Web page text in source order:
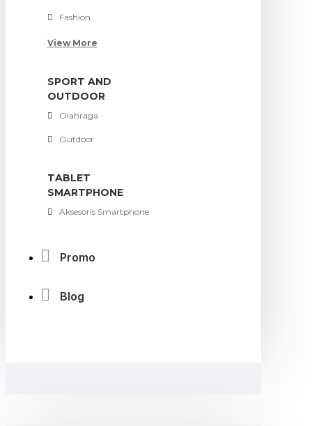
Fashion
View More
SPORT AND
OUTDOOR
Olahraga
Outdoor
TABLET
SMARTPHONE
Aksesoris Smartphone
Promo
Blog